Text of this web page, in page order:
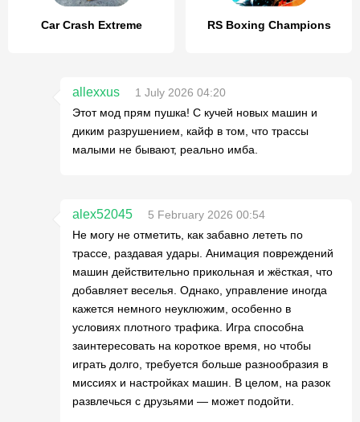
Car Crash Extreme RS Boxing Champions
allexxus
1 July 2026 04:20
Этот мод прям пушка! С кучей новых машин и
диким разрушением, кайф в том, что трассы
малыми не бывают, реально имба.
alex52045
5 February 2026 00:54
Не могу не отметить, как забавно лететь по
трассе, раздавая удары. Анимация повреждений
машин действительно прикольная и жёсткая, что
добавляет веселья. Однако, управление иногда
кажется немного неуклюжим, особенно в
условиях плотного трафика. Игра способна
заинтересовать на короткое время, но чтобы
играть долго, требуется больше разнообразия в
миссиях и настройках машин. В целом, на разок
развлечься с друзьями — может подойти.